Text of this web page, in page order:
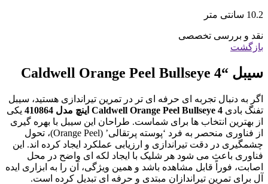
10.2 سانتی متر
نقد و بررسی تخصصی
بازگشت
سیبل “Caldwell Orange Peel Bullseye 4
اگر به دنبال تجربه ای حرفه ای تر در تمرین تیراندازی هستید، سیبل
تفنگ بادی Caldwell Orange Peel Bullseye 4 اینچ مدل 410864
یکی
از بهترین انتخاب ها برای شماست. طراحان این سیبل با بهره‌ گیری
از فناوری منحصر به‌ فرد ‘پوسته پرتقالی’ (Orange Peel)، تحول
چشمگیری در دقت تیراندازی و ارزیابی عملکرد ایجاد کرده‌ اند. این
فناوری باعث می‌ شود هر شلیک با ایجاد لکه‌ ای واضح در محل
اصابت، فوراً قابل مشاهده باشد و همین ویژگی، آن را به ابزاری ایده‌
آل برای تمرین تیراندازان مبتدی و حرفه‌ ای تبدیل کرده است.